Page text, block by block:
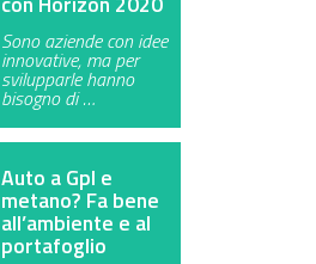
Sono aziende con idee
innovative, ma per
svilupparle hanno
bisogno di …
Auto a Gpl e
metano? Fa bene
all’ambiente e al
portafoglio